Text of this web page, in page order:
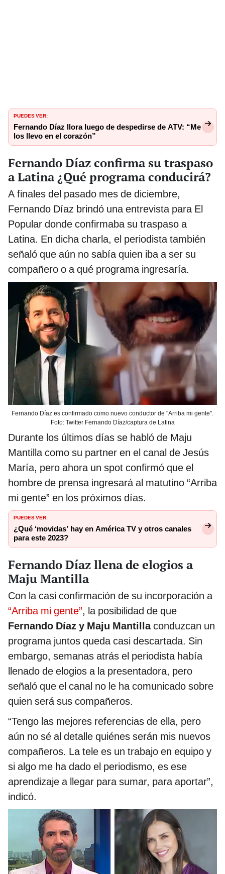
PUEDES VER:
Fernando Díaz llora luego de despedirse de ATV: “Me
los llevo en el corazón”
Fernando Díaz confirma su traspaso
a Latina ¿Qué programa conducirá?
A finales del pasado mes de diciembre,
Fernando Díaz brindó una entrevista para El
Popular donde confirmaba su traspaso a
Latina. En dicha charla, el periodista también
señaló que aún no sabía quien iba a ser su
compañero o a qué programa ingresaría.
Fernando Díaz es confirmado como nuevo conductor de "Arriba mi gente".
Foto: Twitter Fernando Díaz/captura de Latina
Durante los últimos días se habló de Maju
Mantilla como su partner en el canal de Jesús
María, pero ahora un spot confirmó que el
hombre de prensa ingresará al matutino “Arriba
mi gente” en los próximos días.
PUEDES VER:
¿Qué ‘movidas’ hay en América TV y otros canales
para este 2023?
Fernando Díaz llena de elogios a
Maju Mantilla
Con la casi confirmación de su incorporación a
“Arriba mi gente”, la posibilidad de que
Fernando Díaz y Maju Mantillaconduzcan un
programa juntos queda casi descartada. Sin
embargo, semanas atrás el periodista había
llenado de elogios a la presentadora, pero
señaló que el canal no le ha comunicado sobre
quien será sus compañeros.
“Tengo las mejores referencias de ella, pero
aún no sé al detalle quiénes serán mis nuevos
compañeros. La tele es un trabajo en equipo y
si algo me ha dado el periodismo, es ese
aprendizaje a llegar para sumar, para aportar”,
indicó.